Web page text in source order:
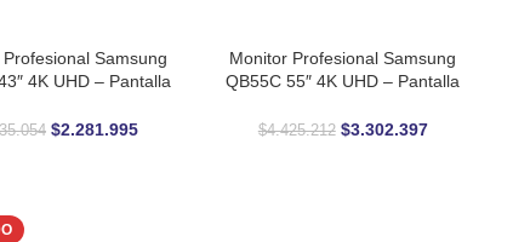
Samsung
4K UHD – Pantalla
$2.281.995
LEER MÁS
Monitor Profesional Samsung
QB55C 55″ 4K UHD – Pantalla
$4.425.212 $3.302.397